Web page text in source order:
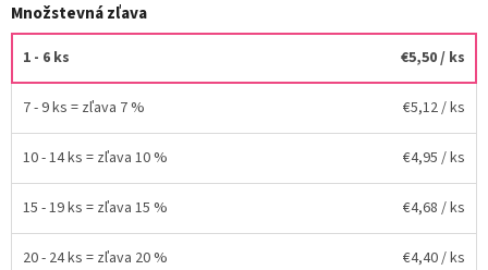
Množstevná zľava
1 - 6 ks €5,50/ ks
7 - 9 ks = zľava 7 % €5,12/ ks
10 - 14 ks = zľava 10 % €4,95 / ks
15 - 19 ks = zľava 15 % €4,68 / ks
20 - 24 ks = zľava 20 % €4,40/ ks